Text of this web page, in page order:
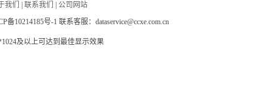
我们 联系我们
公司网站
10214185号-1 联系客服：dataservice@ccxe.com.cn
及以上可达到最佳显示效果